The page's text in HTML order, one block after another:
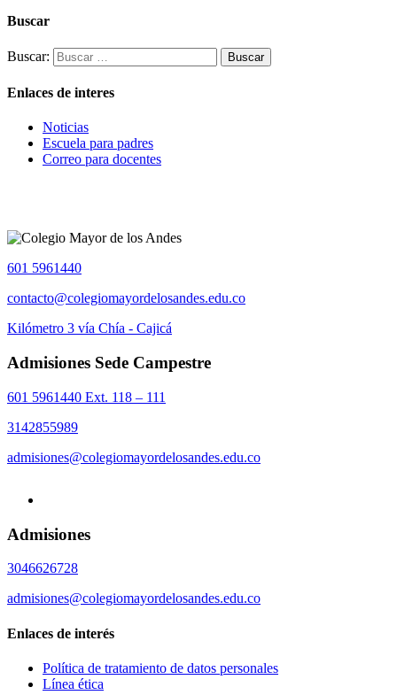
Buscar
Buscar:
Enlaces de interes
Noticias
Escuela para padres
Correo para docentes
601 5961440
contacto@colegiomayordelosandes.edu.co
Kilómetro 3 vía Chía - Cajicá
Admisiones Sede Campestre
601 5961440 Ext. 118 – 111
3142855989
admisiones@colegiomayordelosandes.edu.co
Admisiones
3046626728
admisiones@colegiomayordelosandes.edu.co
Enlaces de interés
Política de tratamiento de datos personales
Línea ética